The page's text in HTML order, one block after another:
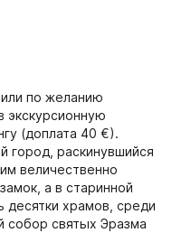
по желанию
экскурсионную
(доплата 40 €).
город, раскинувшийся
величественно
а в старинной
десятки храмов, среди
святых Эразма